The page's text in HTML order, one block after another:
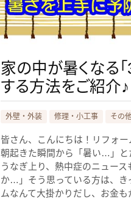
家の中が暑くなる
する方法をご紹介♪
外壁・外装 修理・小工事 その
皆さん、こんにちは！リフォ
朝起きた瞬間から「暑い…」と
うなぎ上り、熱中症のニュー
か…」そう思っている方は、き
ムなんて大掛かりだし、お金